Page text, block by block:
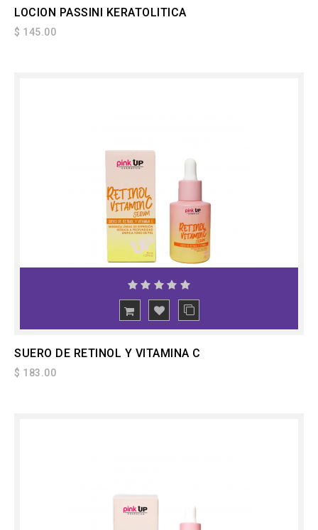
LOCION PASSINI KERATOLITICA
$ 145.00
SUERO DE RETINOL Y VITAMINA C
$ 183.00